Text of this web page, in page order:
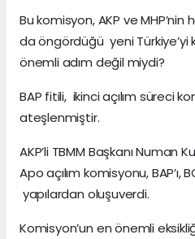
Bu komisyon, AKP ve MHP’nin
da öngördüğü yeni Türkiye’yi
önemli adım değil miydi?
BAP fitili, ikinci açılım süreci
ateşlenmiştir.
AKP’li TBMM Başkanı Numan
Apo açılım komisyonu, BAP’ı,
yapılardan oluşuverdi.
Komisyon’un en önemli